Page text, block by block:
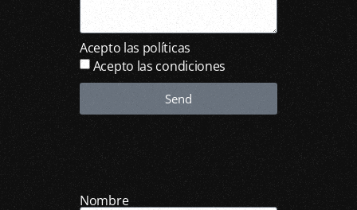
Acepto las políticas
Acepto las condiciones
Send
Nombre